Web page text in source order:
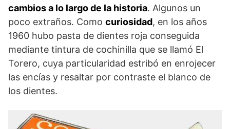
cambios a lo largo de la historia. Algunos un
poco extraños. Como curiosidad, en los años
1960 hubo pasta de dientes roja conseguida
mediante tintura de cochinilla que se llamó El
Torero, cuya particularidad estribó en enrojecer
las encías y resaltar por contraste el blanco de
los dientes.